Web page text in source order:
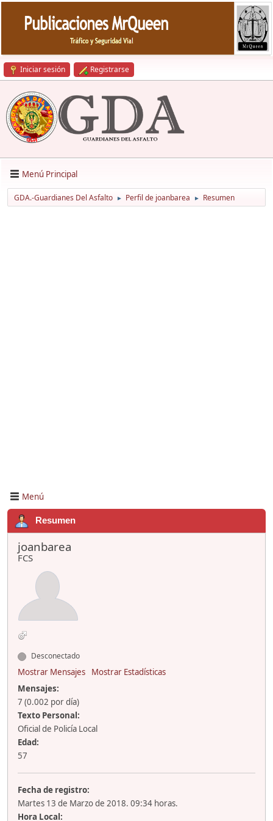
Iniciar sesión Registrarse
Menú Principal
GDA.-Guardianes Del Asfalto ► Perfil de joanbarea ► Resumen
Menú
Resumen
joanbarea
FCS
Desconectado
Mostrar Mensajes
Mostrar Estadísticas
Mensajes:
7 (0.002 por día)
Texto Personal:
Oficial de Policía Local
Edad:
57
Fecha de registro:
Martes 13 de Marzo de 2018. 09:34 horas.
Hora Local: